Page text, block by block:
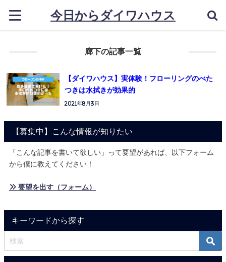
今日からダイワハウス
廊下の記事一覧
【ダイワハウス】実体験！フローリングのべた
つきは水拭きが効果的
2021年8月3日
【募集中】こんな情報が知りたい
「こんな記事を書いて欲しい」って要望があれば、以下フォーム
から僕に教えてください！
» 要望を出す（フォーム）
キーワードから探す